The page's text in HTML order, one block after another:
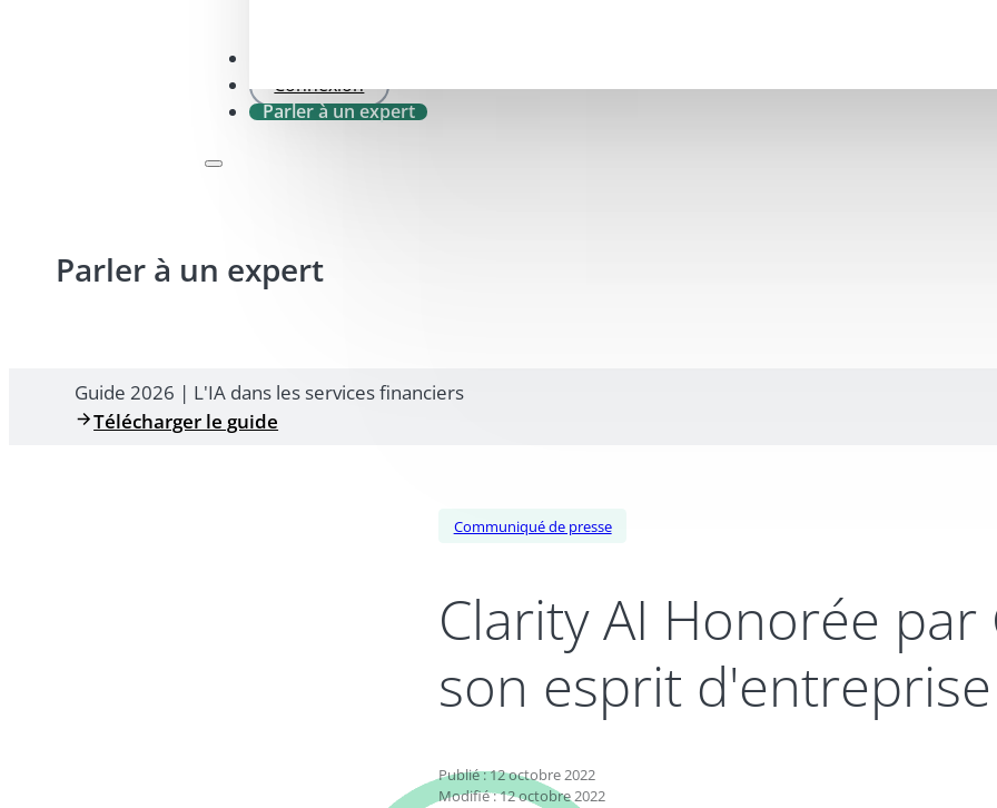
Connexion
Parler à un expert
Parler à un expert
Guide 2026 | L'IA dans les services financiers
Télécharger le guide
Communiqué de presse
Clarity AI Honorée
son esprit
Publié : 12 octobre 2022
Modifié : 12 octobre 2022